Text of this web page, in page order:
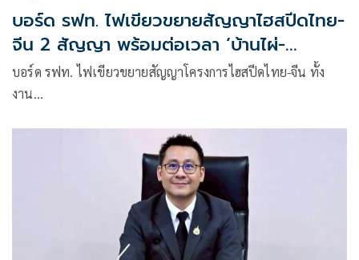
บอร์ด รฟท. ไฟเขียวขยายสัญญาไฮสปีดไทย-
จีน 2 สัญญา พร้อมต่อเวลา ‘บ้านไผ่-
นครพนม’ เกือบ 3 ปี
บอร์ด รฟท. ไฟเขียวขยายสัญญาโครงการไฮสปีดไทย-จีน ทั้ง
งาน…